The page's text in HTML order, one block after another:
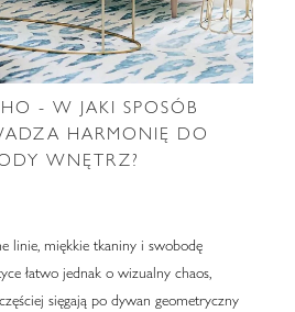
- W JAKI SPOSÓB
HARMONIĘ DO
WNĘTRZ?
linie, miękkie tkaniny i swobodę
łatwo jednak o wizualny chaos,
sięgają po dywan geometryczny